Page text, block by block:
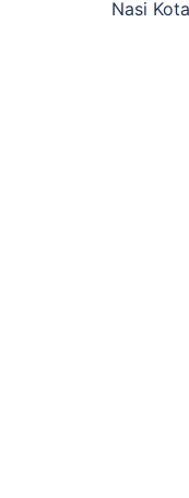
Nasi